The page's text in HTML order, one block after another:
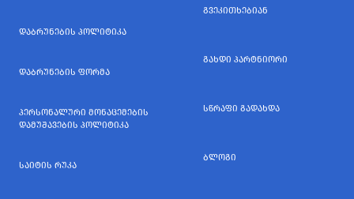
ᲓᲐᲑᲠᲣᲜᲔᲑᲘᲡ ᲞᲝᲚᲘᲢᲘᲙᲐ
ᲓᲐᲑᲠᲣᲜᲔᲑᲘᲡ ᲤᲝᲠᲛᲐ
ᲞᲔᲠᲡᲝᲜᲐᲚᲣᲠᲘ ᲛᲝᲜᲐᲪᲔᲛᲔᲑᲘᲡ
ᲓᲐᲛᲣᲨᲐᲕᲔᲑᲘᲡ ᲞᲝᲚᲘᲢᲘᲙᲐ
ᲡᲐᲘᲢᲘᲡ ᲠᲣᲙᲐ
ᲒᲕᲔᲙᲘᲗᲮᲔᲑᲘᲐᲜ
ᲒᲐᲮᲓᲘ ᲞᲐᲠᲢᲜᲘᲝᲠᲘ
ᲡᲬᲠᲐᲤᲘ ᲒᲐᲓᲐᲮᲓᲐ
ᲑᲚᲝᲒᲘ